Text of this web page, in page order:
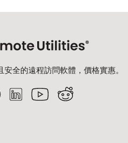
安全的遠程訪問軟體，價格實惠。